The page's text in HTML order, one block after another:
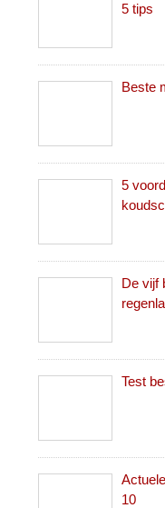
5 tips
Beste
5
De vijf
Test
10